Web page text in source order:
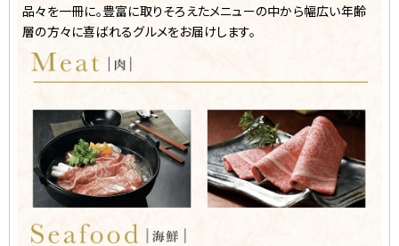
品々を一冊に。豊富に取りそろえたメニューの中から幅広い年齢
層の方々に喜ばれるグルメをお届けします。